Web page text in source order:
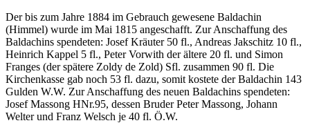
Der bis zum Jahre 1884 im Gebrauch gewesene Baldachin
(Himmel) wurde im Mai 1815 angeschafft. Zur Anschaffung des
Baldachins spendeten: Josef Kräuter 50 fl., Andreas Jakschitz 10 fl.,
Heinrich Kappel 5 fl., Peter Vorwith der ältere 20 fl. und Simon
Franges (der spätere Zoldy de Zold) Sfl. zusammen 90 fl. Die
Kirchenkasse gab noch 53 fl. dazu, somit kostete der Baldachin 143
Gulden W.W. Zur Anschaffung des neuen Baldachins spendeten:
Josef Massong HNr.95, dessen Bruder Peter Massong, Johann
Welter und Franz Welsch je 40 fl. Ö.W.